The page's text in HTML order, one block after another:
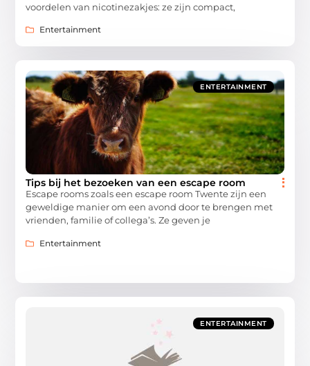
voordelen van nicotinezakjes: ze zijn compact,
Entertainment
ENTERTAINMENT
Tips bij het bezoeken van een escape room
Escape rooms zoals een escape room Twente zijn een
geweldige manier om een ​​avond door te brengen met
vrienden, familie of collega’s. Ze geven je
Entertainment
ENTERTAINMENT